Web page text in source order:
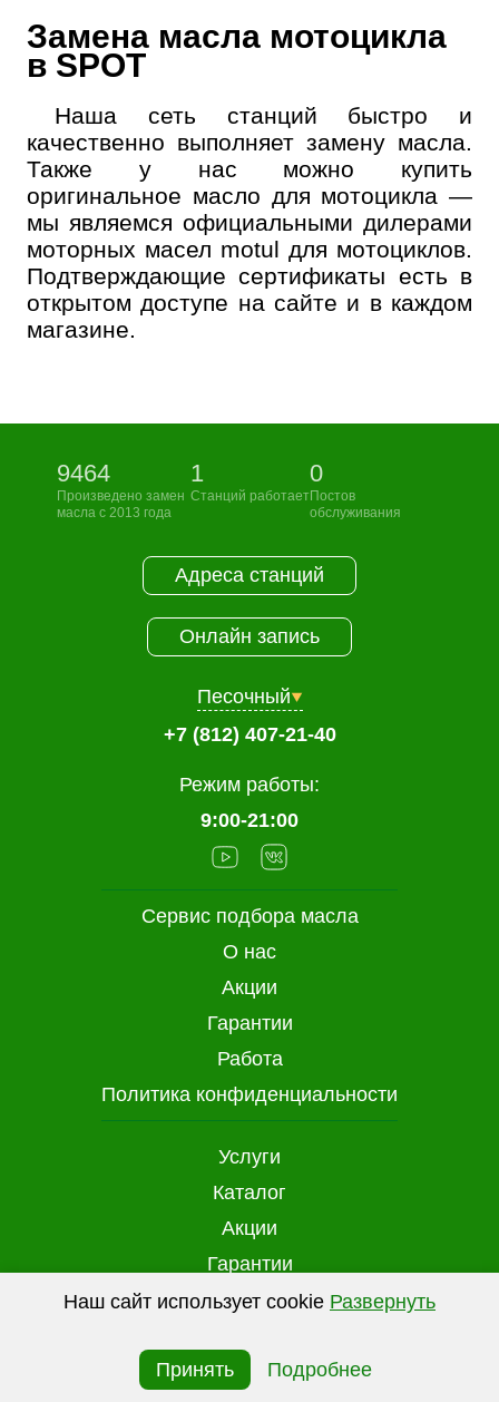
Замена масла мотоцикла
в SPOT
Наша сеть станций быстро и
качественно выполняет замену масла.
Также у нас можно купить
оригинальное масло для мотоцикла —
мы являемся официальными дилерами
моторных масел motul для мотоциклов.
Подтверждающие сертификаты есть в
открытом доступе на сайте и в каждом
магазине.
Наш сайт использует cookie Развернуть
сайта) для персонализации сервисов и
повышения удобства пользователей. Вы можете
Принять Подробнее
9464
Произведено замен
масла с 2013 года
1
Станций работает
0
Постов
обслуживания
Услуги
Каталог
Акции
Гарантии
Доставка и оплата
Сервис подбора масла
О нас
Акции
Гарантии
Работа
Политика конфиденциальности
Адреса станций
Онлайн запись
Песочный
+7 (812) 407-21-40
Режим работы:
9:00-21:00